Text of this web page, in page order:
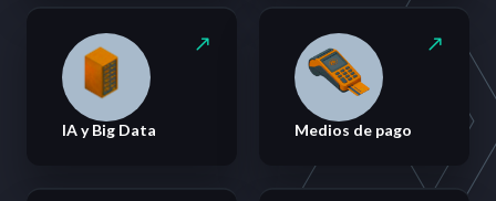
IA y Big Data Medios de pago